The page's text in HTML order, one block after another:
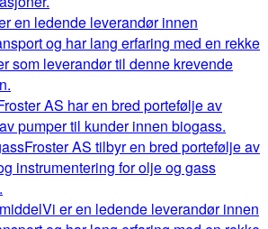
en ledende leverandør innen
og har lang erfaring med en rekke
som leverandør til denne krevende
AS har en bred portefølje av
pumper til kunder innen biogass.
Froster AS tilbyr en bred portefølje av
instrumentering for olje og gass
Vi er en ledende leverandør innen